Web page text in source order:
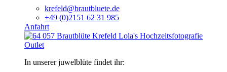
krefeld@brautbluete.de
+49 (0)2151 62 31 985
Anfahrt
Outlet
In unserer juwelblüte findet ihr: